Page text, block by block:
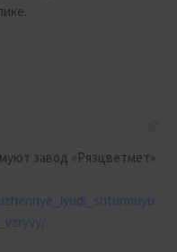
завод «Рязцветмет»